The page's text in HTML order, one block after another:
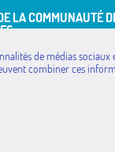
LA COMMUNAUTÉ
de médias
combiner ces